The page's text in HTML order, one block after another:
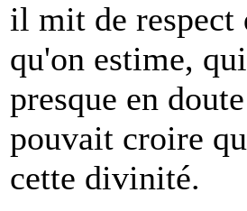
il mit de respect
qu'on estime,
presque en
pouvait croire
cette divinité.